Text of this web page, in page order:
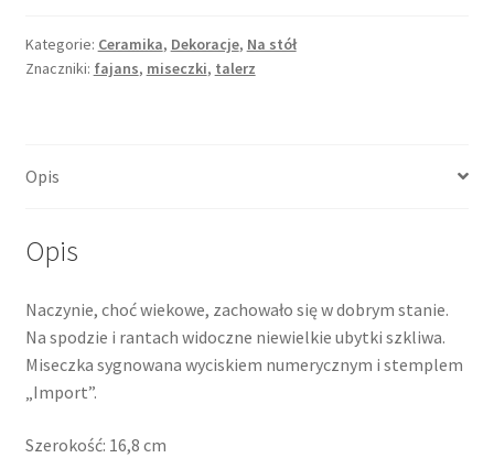
przypominającej
liść,
Kategorie: Ceramika, Dekoracje, Na stół
Znaczniki: fajans, miseczki, talerz
Opis
Opis
Naczynie, choć wiekowe, zachowało się w dobrym stanie.
Na spodzie i rantach widoczne niewielkie ubytki szkliwa.
Miseczka sygnowana wyciskiem numerycznym i stemplem
„Import”.
Szerokość: 16,8 cm